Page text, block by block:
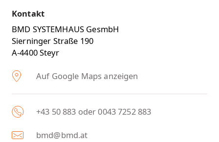
Kontakt
BMD SYSTEMHAUS GesmbH
Sierninger Straße 190
A-4400 Steyr
Auf Google Maps anzeigen
+43 50 883 oder 0043 7252 883
bmd@bmd.at